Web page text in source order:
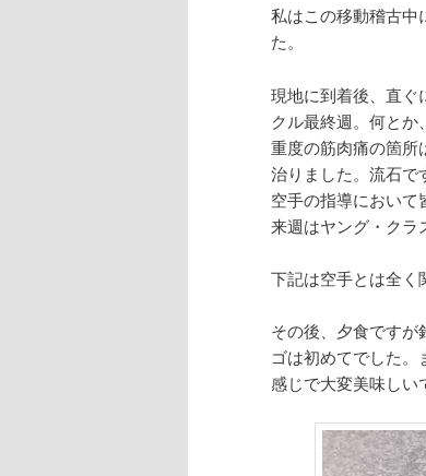
私はこの移動稽古中
た。
現地に到着後、直ぐ
クル最終週。何とか
重度の筋肉痛の箇所
治りました。流石で
空手の指導において
来週はヤング・クラ
下記は空手とは全く
その後、夕食です
ゴは初めてでした
感じで大変美味しい